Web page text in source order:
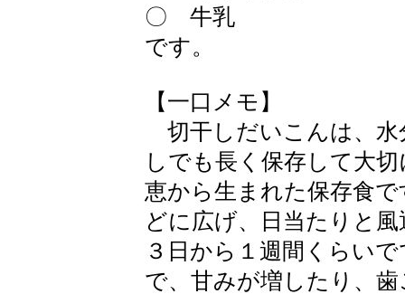
〇 牛乳
です。
【一口メモ】
切干しだいこんは、水
しでも長く保存して大
恵から生まれた保存食
どに広げ、日当たりと
３日から１週間くらい
で、甘みが増したり、